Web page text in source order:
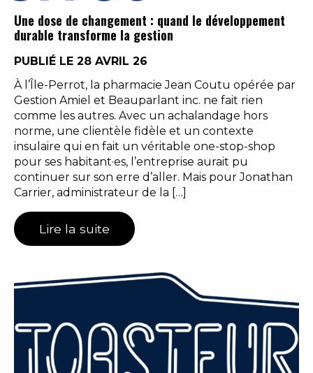
Une dose de changement : quand le développement
durable transforme la gestion
PUBLIÉ LE 28 AVRIL 26
À l’Île-Perrot, la pharmacie Jean Coutu opérée par
Gestion Amiel et Beauparlant inc. ne fait rien
comme les autres. Avec un achalandage hors
norme, une clientèle fidèle et un contexte
insulaire qui en fait un véritable one-stop-shop
pour ses habitant·es, l’entreprise aurait pu
continuer sur son erre d’aller. Mais pour Jonathan
Carrier, administrateur de la […]
Lire la suite